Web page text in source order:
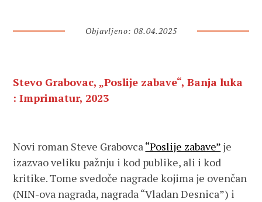
Objavljeno: 08.04.2025
Stevo Grabovac, „Poslije zabave“, Banja luka
: Imprimatur, 2023
Novi roman Steve Grabovca“Poslije zabave” je
izazvao veliku pažnju i kod publike, ali i kod
kritike. Tome svedoče nagrade kojima je ovenčan
(NIN-ova nagrada, nagrada “Vladan Desnica”) i